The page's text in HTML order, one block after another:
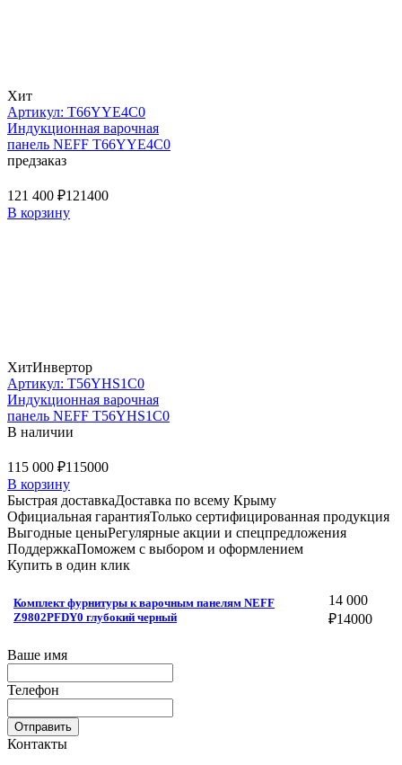
Хит
Артикул: T66YYE4C0
Индукционная варочная
панель NEFF T66YYE4C0
предзаказ
121 400 ₽121400
В корзину
ХитИнвертор
Артикул: T56YHS1C0
Индукционная варочная
панель NEFF T56YHS1C0
В наличии
115 000 ₽115000
В корзину
Быстрая доставкаДоставка по всему Крыму
Официальная гарантияТолько сертифицированная продукция
Выгодные ценыРегулярные акции и спецпредложения
ПоддержкаПоможем с выбором и оформлением
Купить в один клик
Комплект фурнитуры к варочным панелям NEFF
Z9802PFDY0 глубокий черный
14 000
₽14000
Ваше имя
Телефон
Отправить
Контакты